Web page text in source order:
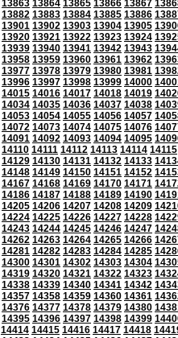
13863 13864 13865 13866 13867
13882 13883 13884 13885 13886
13901 13902 13903 13904 13905
13920 13921 13922 13923 13924
13939 13940 13941 13942 13943
13958 13959 13960 13961 13962
13977 13978 13979 13980 13981
13996 13997 13998 13999 14000
14015 14016 14017 14018 14019
14034 14035 14036 14037 14038
14053 14054 14055 14056 14057
14072 14073 14074 14075 14076
14091 14092 14093 14094 14095
14110 14111 14112 14113 14114 14115
14129 14130 14131 14132 14133
14148 14149 14150 14151 14152
14167 14168 14169 14170 14171
14186 14187 14188 14189 14190
14205 14206 14207 14208 14209
14224 14225 14226 14227 14228
14243 14244 14245 14246 14247
14262 14263 14264 14265 14266
14281 14282 14283 14284 14285
14300 14301 14302 14303 14304
14319 14320 14321 14322 14323
14338 14339 14340 14341 14342
14357 14358 14359 14360 14361
14376 14377 14378 14379 14380
14395 14396 14397 14398 14399
14414 14415 14416 14417 14418